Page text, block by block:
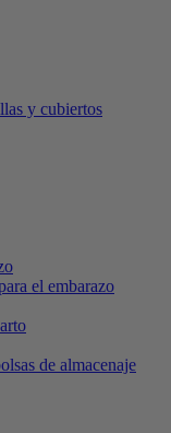
y cubiertos
el embarazo
de almacenaje